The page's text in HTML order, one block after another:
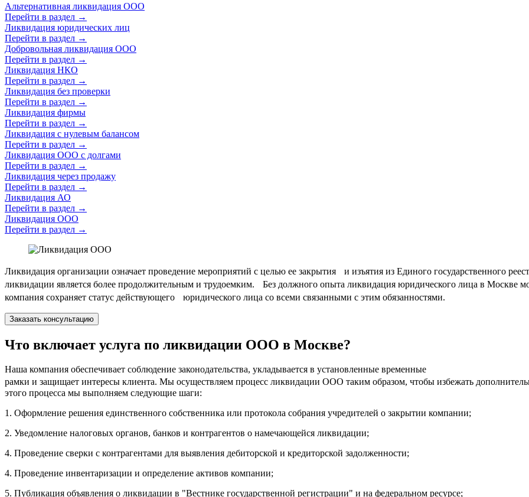
Альтернативная ликвидация ООО
Перейти в раздел →
Ликвидация юридических лиц
Перейти в раздел →
Добровольная ликвидация ООО
Перейти в раздел →
Ликвидация НКО
Перейти в раздел →
Ликвидация без проверки
Перейти в раздел →
Ликвидация фирмы
Перейти в раздел →
Ликвидация с нулевым балансом
Перейти в раздел →
Ликвидация ООО с долгами
Перейти в раздел →
Ликвидация через продажу
Перейти в раздел →
Ликвидация АО
Перейти в раздел →
Ликвидация ООО
Перейти в раздел →
Ликвидация организации означает проведение мероприятий с целью ее закрытия и изъятия из Единого государственного
ликвидации является более продолжительным и трудоемким. Без должного опыта ликвидация юридического лица в Москве
компания сохраняет статус действующего юридического лица со всеми связанными с этим обязанностями.
Заказать консультацию
Что включает услуга по ликвидации ООО в Москве?
Наша компания обеспечивает соблюдение законодательства, укладывается в установленные временные
рамки и защищает интересы клиента. Мы осуществляем процесс ликвидации ООО таким образом, чтобы избежать
этого процесса мы выполняем следующие шаги:
1. Оформление решения единственного собственника или протокола собрания учредителей о закрытии компании;
2. Уведомление налоговых органов, банков и контрагентов о намечающейся ликвидации;
4. Проведение сверки с контрагентами для выявления дебиторской и кредиторской задолженности;
4. Проведение инвентаризации и определение активов компании;
5. Публикация объявления о ликвидации в "Вестнике государственной регистрации" и на федеральном ресурсе;